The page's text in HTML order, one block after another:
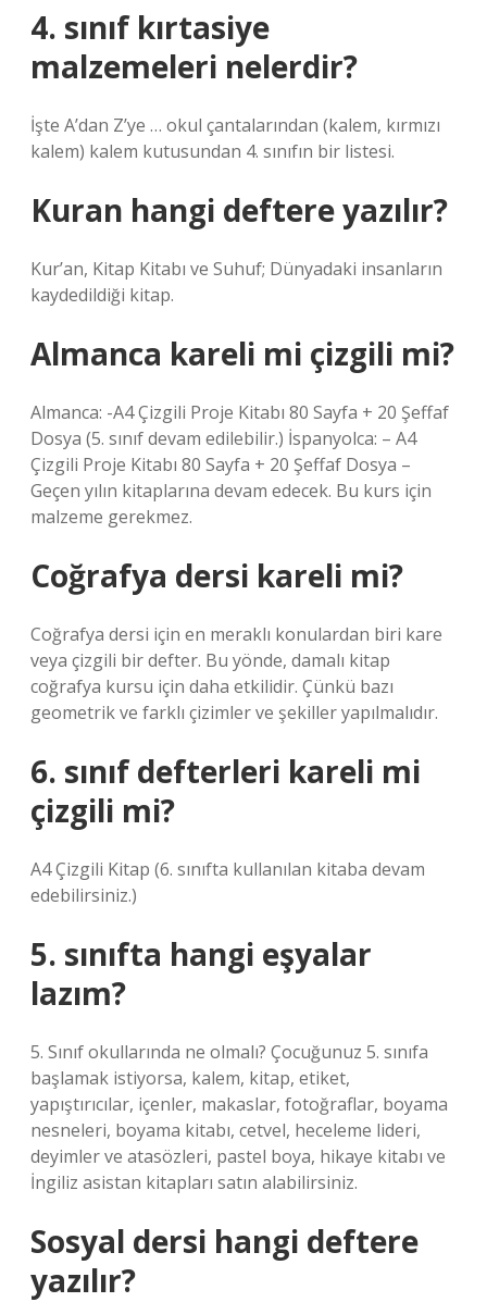
4. sınıf kırtasiye
malzemeleri nelerdir?
İşte A’dan Z’ye … okul çantalarından (kalem, kırmızı
kalem) kalem kutusundan 4. sınıfın bir listesi.
Kuran hangi deftere yazılır?
Kur’an, Kitap Kitabı ve Suhuf; Dünyadaki insanların
kaydedildiği kitap.
Almanca kareli mi çizgili mi?
Almanca: -A4 Çizgili Proje Kitabı 80 Sayfa + 20 Şeffaf
Dosya (5. sınıf devam edilebilir.) İspanyolca: – A4
Çizgili Proje Kitabı 80 Sayfa + 20 Şeffaf Dosya –
Geçen yılın kitaplarına devam edecek. Bu kurs için
malzeme gerekmez.
Coğrafya dersi kareli mi?
Coğrafya dersi için en meraklı konulardan biri kare
veya çizgili bir defter. Bu yönde, damalı kitap
coğrafya kursu için daha etkilidir. Çünkü bazı
geometrik ve farklı çizimler ve şekiller yapılmalıdır.
6. sınıf defterleri kareli mi
çizgili mi?
A4 Çizgili Kitap (6. sınıfta kullanılan kitaba devam
edebilirsiniz.)
5. sınıfta hangi eşyalar
lazım?
5. Sınıf okullarında ne olmalı? Çocuğunuz 5. sınıfa
başlamak istiyorsa, kalem, kitap, etiket,
yapıştırıcılar, içenler, makaslar, fotoğraflar, boyama
nesneleri, boyama kitabı, cetvel, heceleme lideri,
deyimler ve atasözleri, pastel boya, hikaye kitabı ve
İngiliz asistan kitapları satın alabilirsiniz.
Sosyal dersi hangi deftere
yazılır?